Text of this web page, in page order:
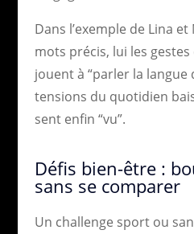
Dans l’exemple de Lina
mots précis, lui les
jouent à “parler la langue
tensions du quotidien
sent enfin “vu”.
Défis bien-être :
sans se comparer
Un challenge sport ou